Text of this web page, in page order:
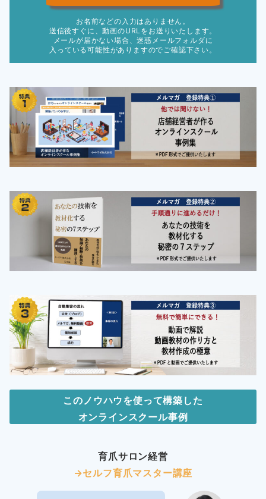
お名前などの入力はありません。
送信後すぐに、動画のURLをお送りいたします。
メールが届かない場合、迷惑メールフォルダに
入っている可能性がありますのでご確認下さい。
このノウハウを使って構築した
オンラインスクール事例
育爪サロン経営
→セルフ育爪マスター講座